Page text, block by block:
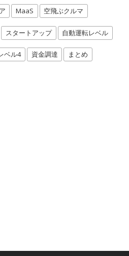
MaaS 空飛ぶクルマ
スタートアップ 自動運転レベル
ベル4 資金調達 まとめ